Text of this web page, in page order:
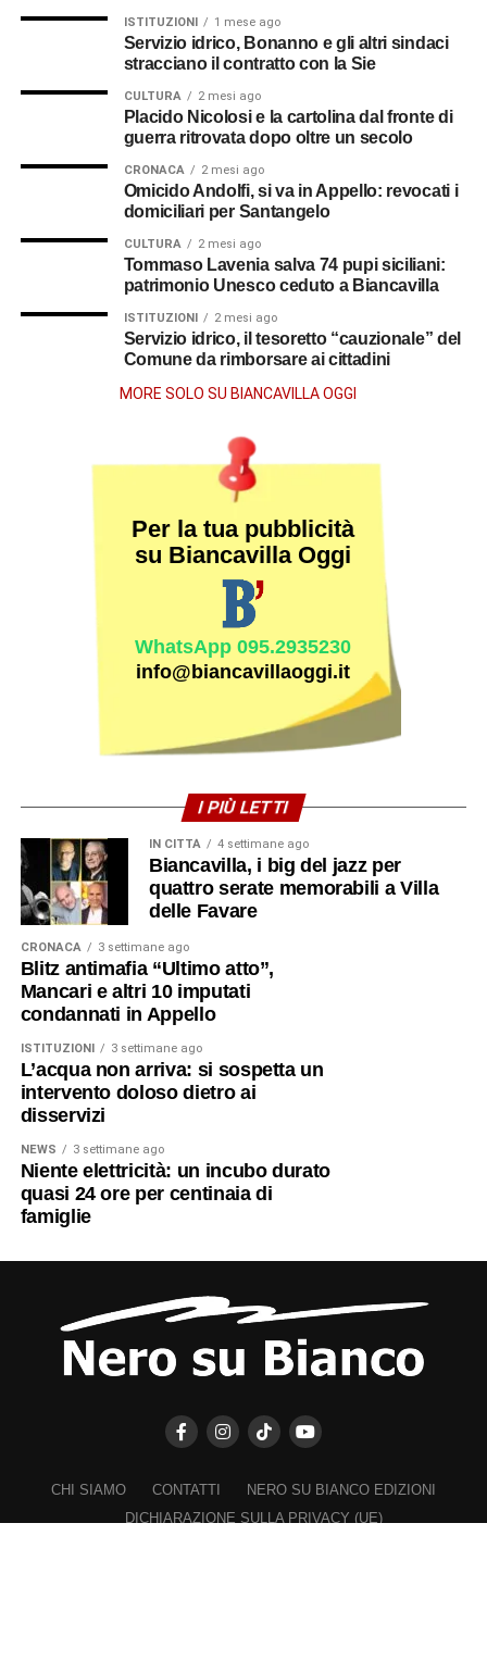
ISTITUZIONI 1 mese ago
Servizio idrico, Bonanno e gli altri sindaci
stracciano il contratto con la Sie
CULTURA 2 mesi ago
Placido Nicolosi e la cartolina dal fronte di
guerra ritrovata dopo oltre un secolo
CRONACA 2 mesi ago
Omicido Andolfi, si va in Appello: revocati i
domiciliari per Santangelo
CULTURA 2 mesi ago
Tommaso Lavenia salva 74 pupi siciliani:
patrimonio Unesco ceduto a Biancavilla
ISTITUZIONI 2 mesi ago
Servizio idrico, il tesoretto “cauzionale” del
Comune da rimborsare ai cittadini
MORE SOLO SU BIANCAVILLA OGGI
Per la tua pubblicità
su Biancavilla Oggi
WhatsApp 095.2935230
info@biancavillaoggi.it
I PIÙ LETTI
IN CITTÀ 4 settimane ago
Biancavilla, i big del jazz per
quattro serate memorabili a Villa
delle Favare
CRONACA 3 settimane ago
Blitz antimafia “Ultimo atto”,
Mancari e altri 10 imputati
condannati in Appello
ISTITUZIONI 3 settimane ago
L’acqua non arriva: si sospetta un
intervento doloso dietro ai
disservizi
NEWS 3 settimane ago
Niente elettricità: un incubo durato
quasi 24 ore per centinaia di
famiglie
CHI SIAMO CONTATTI
NERO SU BIANCO EDIZIONI
DICHIARAZIONE SULLA PRIVACY (UE)